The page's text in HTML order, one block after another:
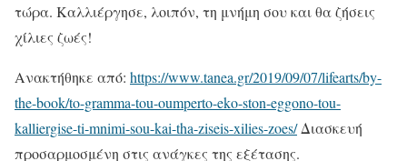
τώρα. Καλλιέργησε, λοιπόν, τη μνήμη σου και θα ζήσεις
χίλιες ζωές!
Ανακτήθηκε από: https://www.tanea.gr/2019/09/07/lifearts/by-
the-book/to-gramma-tou-oumperto-eko-ston-eggono-tou-
kalliergise-ti-mnimi-sou-kai-tha-ziseis-xilies-zoes/Διασκευή
προσαρμοσμένη στις ανάγκες της εξέτασης.